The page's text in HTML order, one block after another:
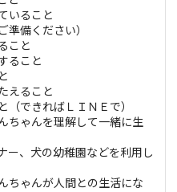
いること
備ください）
こと
ること
えること
できればＬＩＮＥで）
ちゃんを理解して一緒に生
ー、犬の幼稚園などを利用し
ちゃんが人間との生活にな